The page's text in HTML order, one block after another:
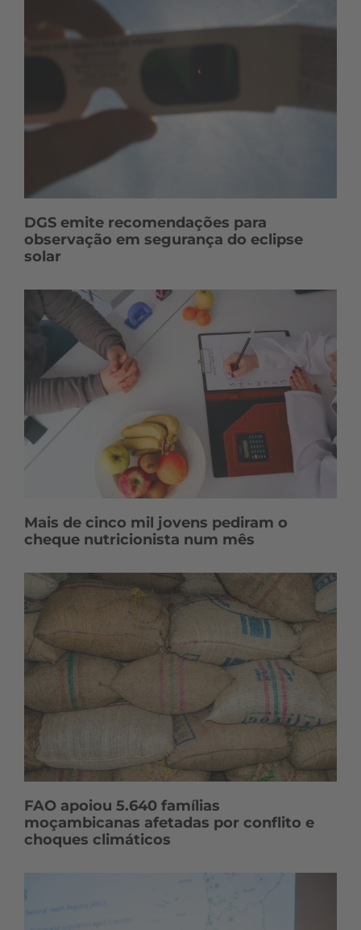
DGS emite recomendações para
observação em segurança do eclipse
solar
Mais de cinco mil jovens pediram o
cheque nutricionista num mês
FAO apoiou 5.640 famílias
moçambicanas afetadas por conflito e
choques climáticos